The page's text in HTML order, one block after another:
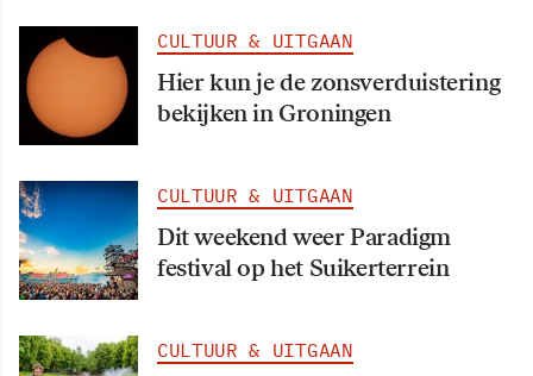
CULTUUR & UITGAAN
Hier kun je de zonsverduistering
bekijken in Groningen
CULTUUR & UITGAAN
Dit weekend weer Paradigm
festival op het Suikerterrein
CULTUUR & UITGAAN